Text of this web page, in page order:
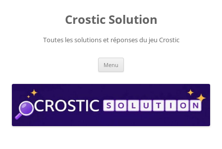
Crostic Solution
Toutes les solutions et réponses du jeu Crostic
Menu